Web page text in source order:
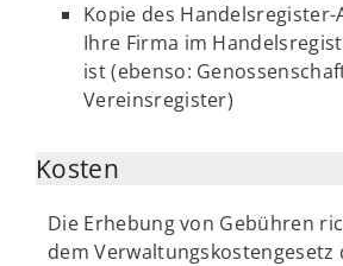
Kopie des Handelsregister-
Ihre Firma im
ist (ebenso:
Vereinsregister)
Kosten
Die Erhebung von Gebühren
dem Verwaltungskostengesetz